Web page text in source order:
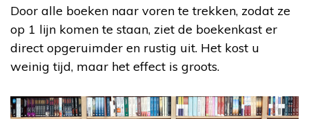
Door alle boeken naar voren te trekken, zodat ze
op 1 lijn komen te staan, ziet de boekenkast er
direct opgeruimder en rustig uit. Het kost u
weinig tijd, maar het effect is groots.